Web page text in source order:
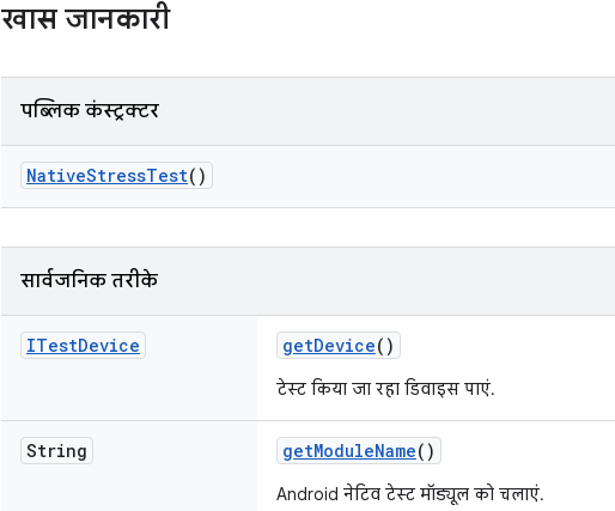
खास जानकारी
पब्लिक कंस्ट्रक्टर
NativeStressTest()
सार्वजनिक तरीके
ITestDevice getDevice()
टेस्ट किया जा रहा डिवाइस पाएं.
String getModuleName()
Android नेटिव टेस्ट मॉड्यूल को चलाएं.